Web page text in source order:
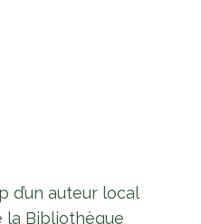
d’un auteur local
la Bibliothèque